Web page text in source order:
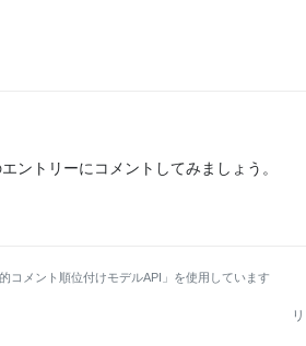
エントリーにコメントしてみましょう。
コメント順位付けモデルAPI」を使用しています